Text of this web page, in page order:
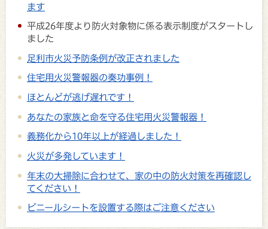
ます
平成26年度より防火対象物に係る表示制度がスタートし
ました
足利市火災予防条例が改正されました
住宅用火災警報器の奏功事例！
ほとんどが逃げ遅れです！
あなたの家族と命を守る住宅用火災警報器！
義務化から10年以上が経過しました！
火災が多発しています！
年末の大掃除に合わせて、家の中の防火対策を再確認し
てください！
ビニールシートを設置する際はご注意ください